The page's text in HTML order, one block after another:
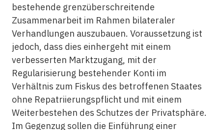
bestehende grenzüberschreitende
Zusammenarbeit im Rahmen bilateraler
Verhandlungen auszubauen. Voraussetzung ist
jedoch, dass dies einhergeht mit einem
verbesserten Marktzugang, mit der
Regularisierung bestehender Konti im
Verhältnis zum Fiskus des betroffenen Staates
ohne Repatriierungspflicht und mit einem
Weiterbestehen des Schutzes der Privatsphäre.
Im Gegenzug sollen die Einführung einer